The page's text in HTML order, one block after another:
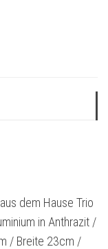
dem Hause Trio
in Anthrazit /
/ Breite 23cm /